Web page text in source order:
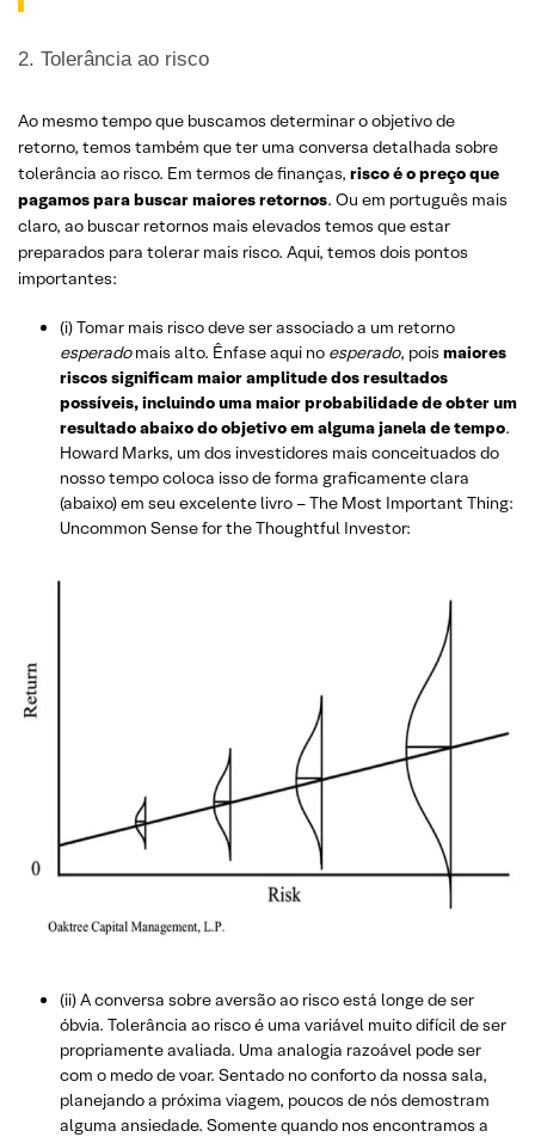
2. Tolerância ao risco
Ao mesmo tempo que buscamos determinar o objetivo de
retorno, temos também que ter uma conversa detalhada sobre
tolerância ao risco. Em termos de finanças, risco é o preço que
pagamos para buscar maiores retornos. Ou em português mais
claro, ao buscar retornos mais elevados temos que estar
preparados para tolerar mais risco. Aqui, temos dois pontos
importantes:
(i) Tomar mais risco deve ser associado a um retorno
esperadomais alto. Ênfase aqui no esperado, pois maiores
riscos significam maior amplitude dos resultados
possíveis, incluindo uma maior probabilidade de obter um
resultado abaixo do objetivo em alguma janela de tempo.
Howard Marks, um dos investidores mais conceituados do
nosso tempo coloca isso de forma graficamente clara
(abaixo) em seu excelente livro – The Most Important Thing:
Uncommon Sense for the Thoughtful Investor:
(ii) A conversa sobre aversão ao risco está longe de ser
óbvia. Tolerância ao risco é uma variável muito difícil de ser
propriamente avaliada. Uma analogia razoável pode ser
com o medo de voar. Sentado no conforto da nossa sala,
planejando a próxima viagem, poucos de nós demostram
alguma ansiedade. Somente quando nos encontramos a